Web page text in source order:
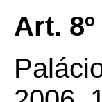
Art. 8º